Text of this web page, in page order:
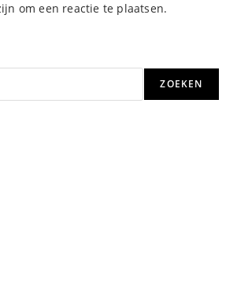
om een reactie te plaatsen.
ZOEKEN